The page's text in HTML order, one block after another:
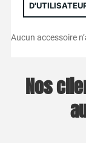
Aucun accessoire
Nos